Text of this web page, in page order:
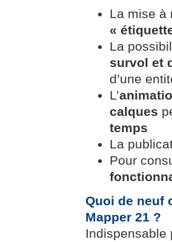
La mise
«
La
survol et
d’une
L’
calques
temps
La
Pour
Quoi de neuf
Mapper 21 ?